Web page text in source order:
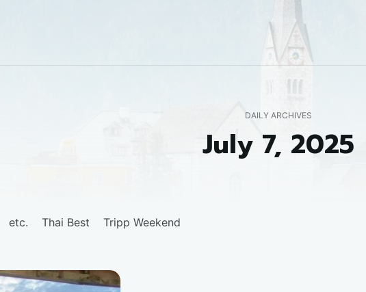
DAILY ARCHIVES
July 7, 2025
etc. Thai Best Tripp Weekend